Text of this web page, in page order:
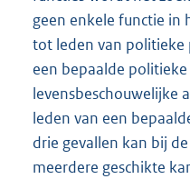
geen enkele functie in
tot leden van
een bepaalde
levensbeschouwelijke
leden van een
drie gevallen kan bij
meerdere geschikte